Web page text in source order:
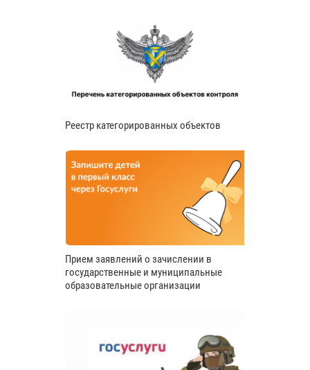
Реестр категорированных объектов
Прием заявлений о зачислении в
государственные и муниципальные
образовательные организации